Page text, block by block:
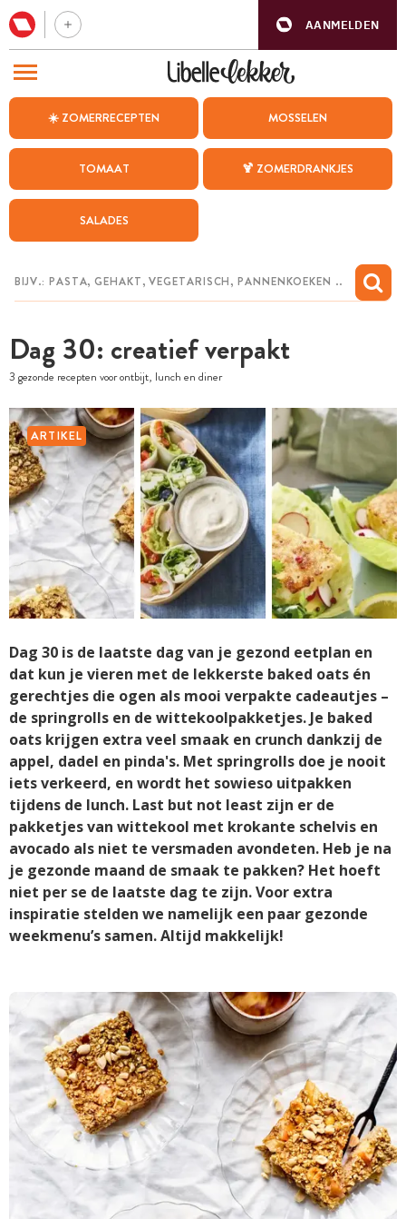
AANMELDEN
☀️ ZOMERRECEPTEN MOSSELEN
TOMAAT 🍹 ZOMERDRANKJES
SALADES
Dag 30: creatief verpakt
3 gezonde recepten voor ontbijt, lunch en diner
ARTIKEL
Dag 30 is de laatste dag van je gezond eetplan en
dat kun je vieren met de lekkerste baked oats én
gerechtjes die ogen als mooi verpakte cadeautjes –
de springrolls en de wittekoolpakketjes. Je baked
oats krijgen extra veel smaak en crunch dankzij de
appel, dadel en pinda's. Met springrolls doe je nooit
iets verkeerd, en wordt het sowieso uitpakken
tijdens de lunch. Last but not least zijn er de
pakketjes van wittekool met krokante schelvis en
avocado als niet te versmaden avondeten. Heb je na
je gezonde maand de smaak te pakken? Het hoeft
niet per se de laatste dag te zijn. Voor extra
inspiratie stelden we namelijk een paar gezonde
weekmenu’s samen. Altijd makkelijk!
BEZOEK ONZE ANDERE WEBSITES
WEEKMENU
CHAT MET MAIA
MIJN BEWAARDE RECEPTEN